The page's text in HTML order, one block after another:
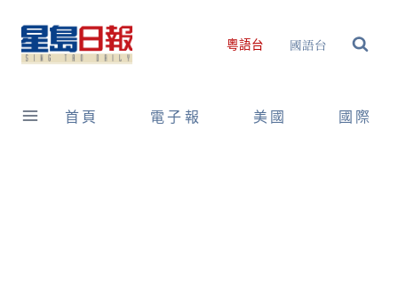
content
粵語台 國語台
首頁 電子報 美國 國際